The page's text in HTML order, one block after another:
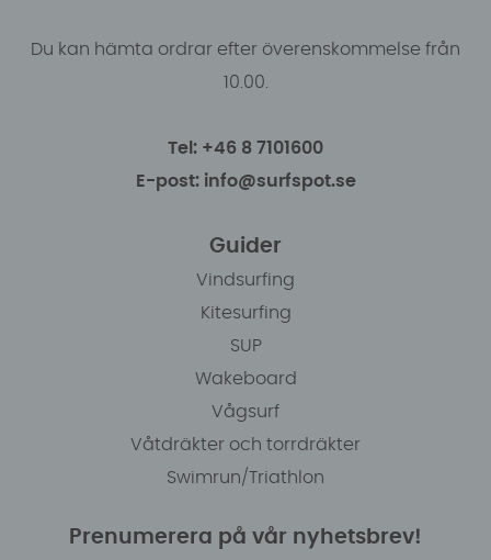
Du kan hämta ordrar efter överenskommelse från
10.00.
Tel: +46 8 7101600
E-post: info@surfspot.se
Guider
Vindsurfing
Kitesurfing
SUP
Wakeboard
Vågsurf
Våtdräkter och torrdräkter
Swimrun/Triathlon
Prenumerera på vår nyhetsbrev!